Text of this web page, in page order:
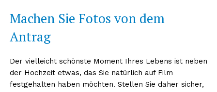
Machen Sie Fotos von dem
Antrag
Der vielleicht schönste Moment Ihres Lebens ist neben
der Hochzeit etwas, das Sie natürlich auf Film
festgehalten haben möchten. Stellen Sie daher sicher,